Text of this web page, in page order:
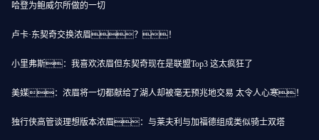
哈登为鲍威尔所做的一切
卢卡·东契奇交换浓眉？！
小里弗斯：我喜欢浓眉但东契奇现在是联盟Top3 这太疯狂了
美媒：浓眉将一切都献给了湖人却被毫无预兆地交易 太令人心寒！
独行侠高管谈理想版本浓眉：与莱夫利与加福德组成类似骑士双塔